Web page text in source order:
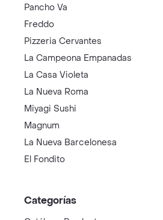
Pancho Va
Freddo
Pizzeria Cervantes
La Campeona Empanadas
La Casa Violeta
La Nueva Roma
Miyagi Sushi
Magnum
La Nueva Barcelonesa
El Fondito
Categorías